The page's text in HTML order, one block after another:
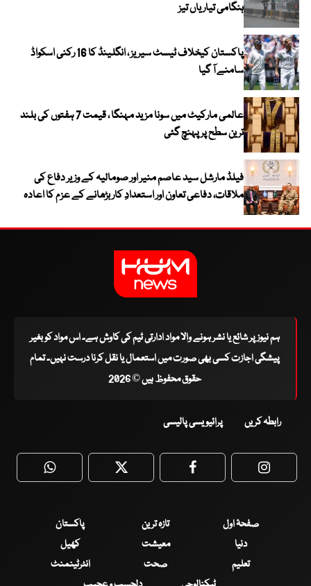
ہنگامی تیاریاں تیز
پاکستان کیخلاف ٹیسٹ سیریز ، انگلینڈ کا 16 رکنی اسکواڈ
سامنے آ گیا
عالمی مارکیٹ میں سونا مزید مہنگا ، قیمت 7 ہفتوں کی بلند
ترین سطح پر پہنچ گئی
فیلڈ مارشل سید عاصم منیر اور صومالیہ کے وزیر دفاع کی
ملاقات، دفاعی تعاون اور استعدادِ کار بڑھانے کے عزم کا اعادہ
ہم نیوز پر شائع یا نشر ہونے والا مواد ادارتی ٹیم کی کاوش ہے۔ اس مواد کو بغیر
پیشگی اجازت کسی بھی صورت میں استعمال یا نقل کرنا درست نہیں۔ تمام
حقوق محفوظ ہیں © 2026
رابطہ کریں پرائیویسی پالیسی
WhatsApp Twitter Facebook
صفحۂ اول تازہ ترین
پاکستان
دنیا
معیشت
کھیل
تعلیم
صحت
انٹرٹینمنٹ